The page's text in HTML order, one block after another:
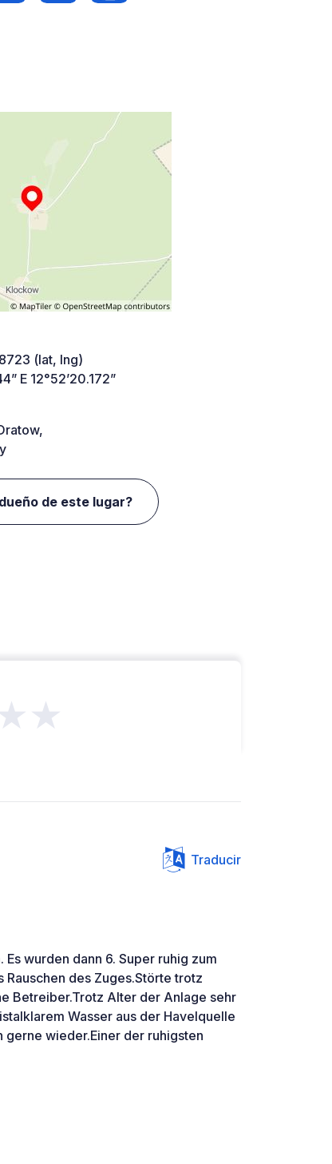
(lat, lng)
E 12°52’20.172”
de este lugar?
Traducir
wurden dann 6. Super ruhig zum
des Zuges.Störte trotz
Betreiber.Trotz Alter der Anlage sehr
Wasser aus der Havelquelle
wieder.Einer der ruhigsten